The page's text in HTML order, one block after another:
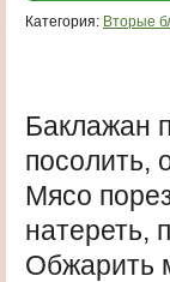
Категория: Вторые
Баклажан
посолить,
Мясо
натереть,
Обжарить